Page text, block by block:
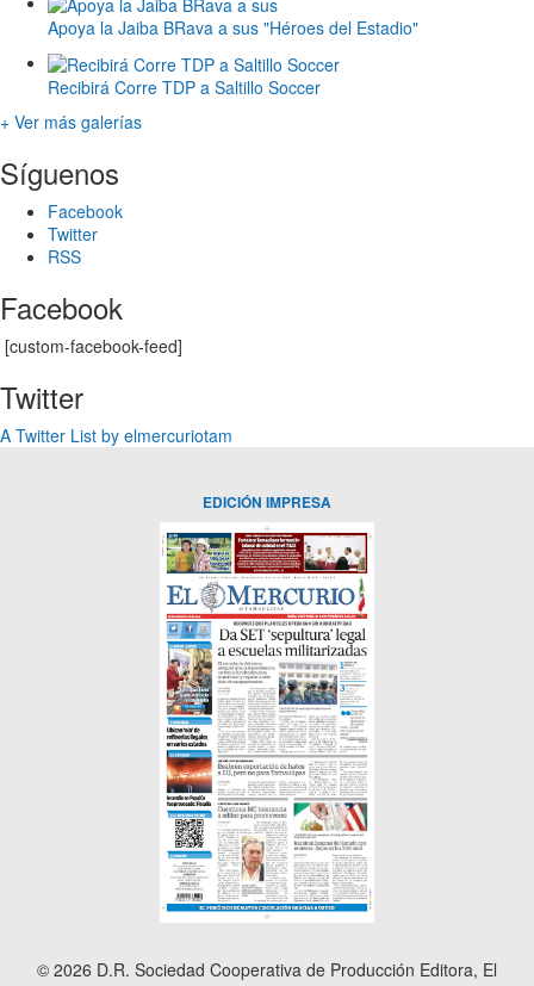
Apoya la Jaiba BRava a sus "Héroes del Estadio"
Recibirá Corre TDP a Saltillo Soccer
+ Ver más galerías
Síguenos
Facebook
Twitter
RSS
Facebook
[custom-facebook-feed]
Twitter
A Twitter List by elmercuriotam
EDICIÓN IMPRESA
© 2026 D.R. Sociedad Cooperativa de Producción Editora, El